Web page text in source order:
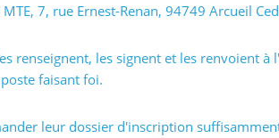
7, rue Ernest-Renan, 94749 Arcueil
renseignent, les signent et les renvoient à
faisant foi.
leur dossier d'inscription